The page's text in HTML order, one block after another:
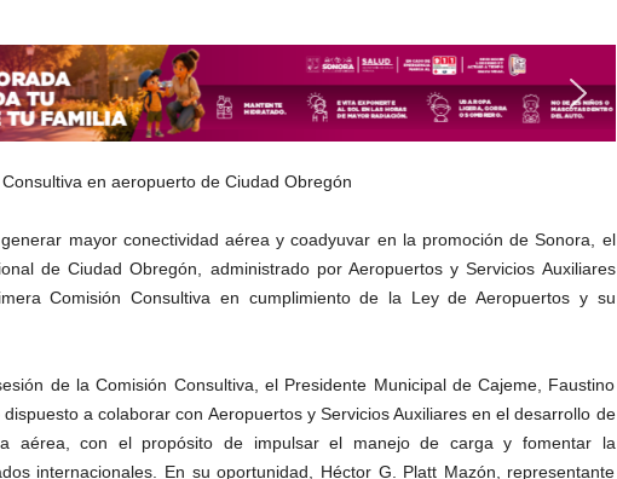
mayor conectividad aérea y coadyuvar en la promoción de Sonora, el
de Ciudad Obregón, administrado por Aeropuertos y Servicios Auxiliares
Comisión Consultiva en cumplimiento de la Ley de Aeropuertos y su
de la Comisión Consultiva, el Presidente Municipal de Cajeme, Faustino
a colaborar con Aeropuertos y Servicios Auxiliares en el desarrollo de
aérea, con el propósito de impulsar el manejo de carga y fomentar la
internacionales. En su oportunidad, Héctor G. Platt Mazón, representante